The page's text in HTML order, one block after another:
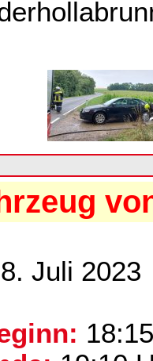
Juli 2023